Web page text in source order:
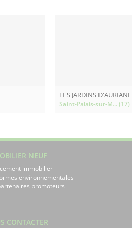
LES JARDINS D'AURIANE
Saint-Palais-sur-M... (17)
NEUF
immobilier
environnementales
promoteurs
CONTACTER